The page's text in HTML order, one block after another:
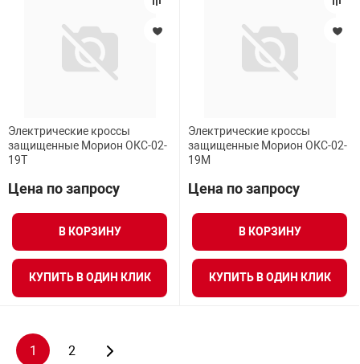
Электрические кроссы
защищенные Морион ОКС-02-
19Т
Цена по запросу
В КОРЗИНУ
КУПИТЬ В ОДИН КЛИК
Электрические кроссы
защищенные Морион ОКС-02-
19М
Цена по запросу
В КОРЗИНУ
КУПИТЬ В ОДИН КЛИК
1 2